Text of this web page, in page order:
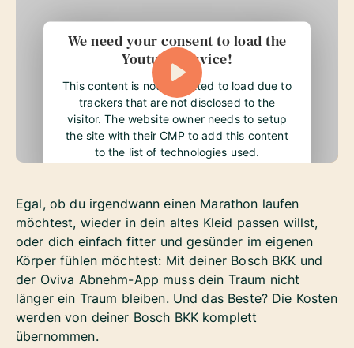
We need your consent to load the
Youtube service!
This content is not permitted to load due to
trackers that are not disclosed to the
visitor. The website owner needs to setup
the site with their CMP to add this content
to the list of technologies used.
Egal, ob du irgendwann einen Marathon laufen
möchtest, wieder in dein altes Kleid passen willst,
oder dich einfach fitter und gesünder im eigenen
Körper fühlen möchtest: Mit deiner Bosch BKK und
der Oviva Abnehm-App muss dein Traum nicht
länger ein Traum bleiben. Und das Beste? Die Kosten
werden von deiner Bosch BKK komplett
übernommen.